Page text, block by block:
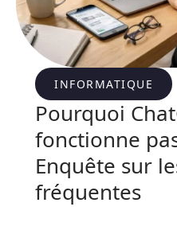
INFORMATIQUE
Pourquoi
fonctionne
Enquête sur
fréquentes